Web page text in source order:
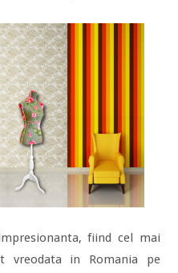
fiind cel mai
vreodata in Romania pe